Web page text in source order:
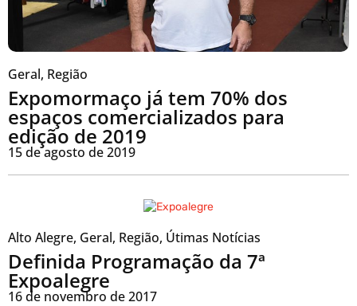
Geral, Região
Expomormaço já tem 70% dos
espaços comercializados para
edição de 2019
15 de agosto de 2019
Alto Alegre, Geral, Região, Útimas Notícias
Definida Programação da 7ª
Expoalegre
16 de novembro de 2017